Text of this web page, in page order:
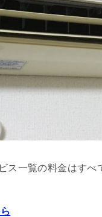
一覧の料金はすべ